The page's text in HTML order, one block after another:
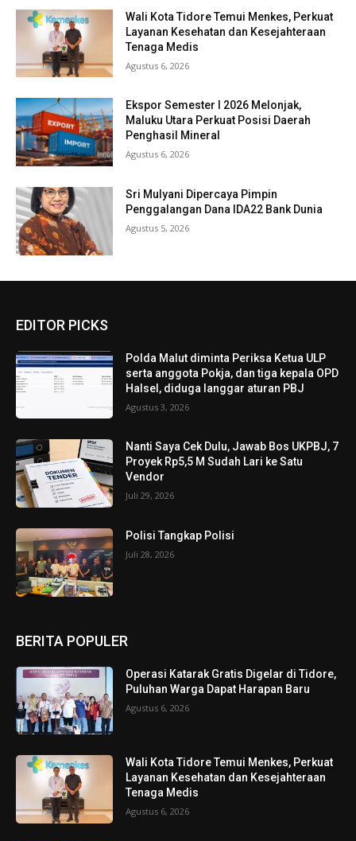
Wali Kota Tidore Temui Menkes, Perkuat
Layanan Kesehatan dan Kesejahteraan
Tenaga Medis
Agustus 6, 2026
Ekspor Semester I 2026 Melonjak,
Maluku Utara Perkuat Posisi Daerah
Penghasil Mineral
Agustus 6, 2026
Sri Mulyani Dipercaya Pimpin
Penggalangan Dana IDA22 Bank Dunia
Agustus 5, 2026
EDITOR PICKS
Polda Malut diminta Periksa Ketua ULP
serta anggota Pokja, dan tiga kepala OPD
Halsel, diduga langgar aturan PBJ
Agustus 3, 2026
Nanti Saya Cek Dulu, Jawab Bos UKPBJ, 7
Proyek Rp5,5 M Sudah Lari ke Satu
Vendor
Juli 29, 2026
Polisi Tangkap Polisi
Juli 28, 2026
BERITA POPULER
Operasi Katarak Gratis Digelar di Tidore,
Puluhan Warga Dapat Harapan Baru
Agustus 6, 2026
Wali Kota Tidore Temui Menkes, Perkuat
Layanan Kesehatan dan Kesejahteraan
Tenaga Medis
Agustus 6, 2026